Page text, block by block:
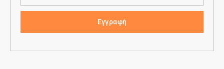
Εγγραφή